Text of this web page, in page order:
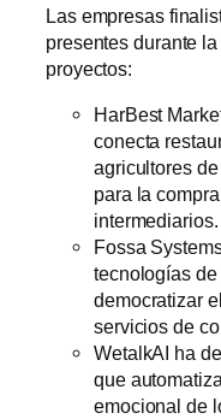
Las empresas
presentes durante
proyectos:
HarBest
conecta
agricultores
para la
intermediarios.
Fossa
tecnologías
democratizar
servicios de
WetalkAI ha
que
emocional de